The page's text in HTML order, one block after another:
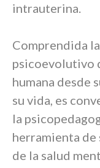
intrauterina.
Comprendida
psicoevolutivo
humana desde
su vida, es
la
herramienta de
de la salud